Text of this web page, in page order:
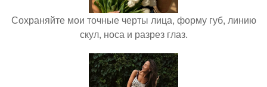
Сохраняйте мои точные черты лица, форму губ, линию
скул, носа и разрез глаз.